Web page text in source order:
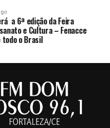
a 6ª edição da Feira
e Cultura – Fenacce
o Brasil